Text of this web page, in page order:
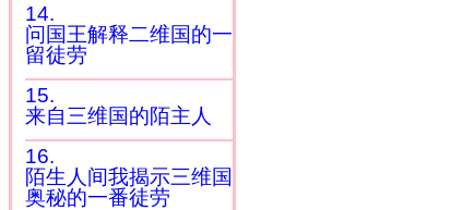
14.
问国王解释二维国的一
留徒劳
15.
来自三维国的陌主人
16.
陌生人间我揭示三维国
奥秘的一番徒劳